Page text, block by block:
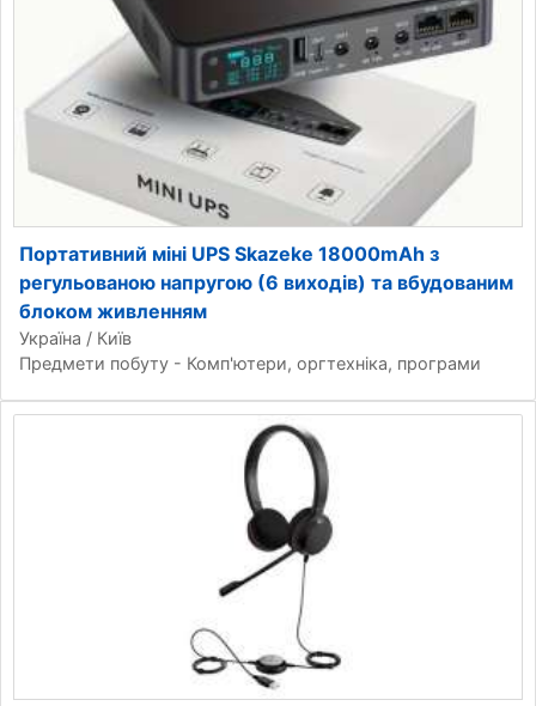
Портативний міні UPS Skazeke 18000mAh з
регульованою напругою (6 виходів) та вбудованим
блоком живленням
Україна / Київ
Предмети побуту - Комп'ютери, оргтехніка, програми